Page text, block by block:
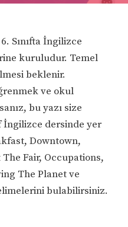
Sınıfta İngilizce
kuruludur. Temel
beklenir.
ve okul
bu yazı size
İngilizce dersinde yer
Downtown,
Fair, Occupations,
The Planet ve
bulabilirsiniz.